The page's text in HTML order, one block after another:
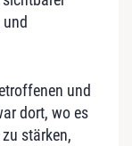
und
dort, wo es
stärken,